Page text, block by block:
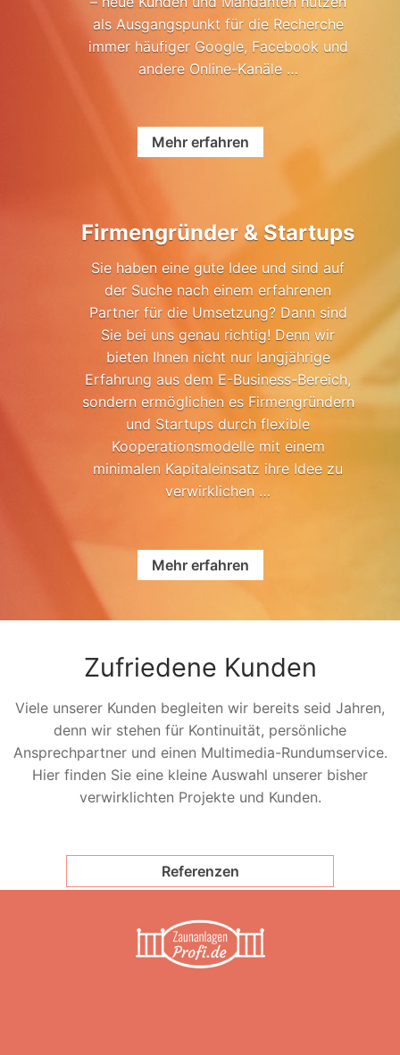
als Ausgangspunkt für die Recherche
immer häufiger Google, Facebook und
andere Online-Kanäle …
Mehr erfahren
Firmengründer & Startups
Sie haben eine gute Idee und sind auf
der Suche nach einem erfahrenen
Partner für die Umsetzung? Dann sind
Sie bei uns genau richtig! Denn wir
bieten Ihnen nicht nur langjährige
Erfahrung aus dem E-Business-Bereich,
sondern ermöglichen es Firmengründern
und Startups durch flexible
Kooperationsmodelle mit einem
minimalen Kapitaleinsatz ihre Idee zu
verwirklichen …
Mehr erfahren
Zufriedene Kunden
Viele unserer Kunden begleiten wir bereits seid Jahren,
denn wir stehen für Kontinuität, persönliche
Ansprechpartner und einen Multimedia-Rundumservice.
Hier finden Sie eine kleine Auswahl unserer bisher
verwirklichten Projekte und Kunden.
Referenzen